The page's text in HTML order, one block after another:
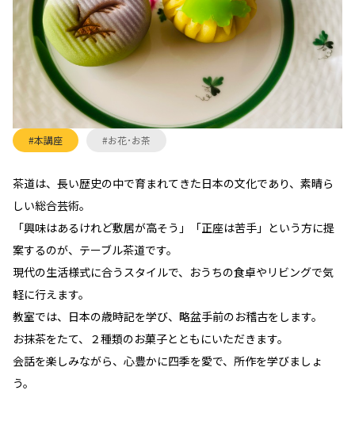
#本講座 #お花･お茶
茶道は、長い歴史の中で育まれてきた日本の文化であり、素晴ら
しい総合芸術。
「興味はあるけれど敷居が高そう」「正座は苦手」という方に提
案するのが、テーブル茶道です。
現代の生活様式に合うスタイルで、おうちの食卓やリビングで気
軽に行えます。
教室では、日本の歳時記を学び、略盆手前のお稽古をします。
お抹茶をたて、２種類のお菓子とともにいただきます。
会話を楽しみながら、心豊かに四季を愛で、所作を学びましょ
う。